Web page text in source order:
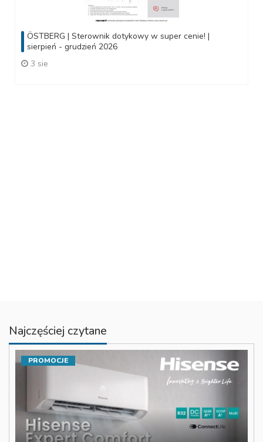
ÖSTBERG | Sterownik dotykowy w super cenie! |
sierpień - grudzień 2026
3 sie
Najczęściej czytane
PROMOCJE